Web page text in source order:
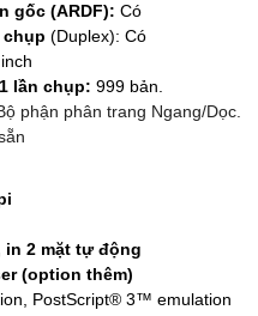
gốc (ARDF): Có
chụp (Duplex): Có
lần chụp: 999 bản.
phận phân trang Ngang/Dọc.
in 2 mặt tự động
(option thêm)
PostScript® 3™ emulation